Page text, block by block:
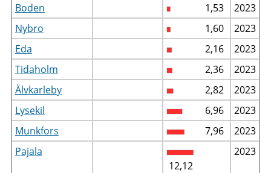
Boden
1,53
2023
Nybro
1,60
2023
Eda
2,16
2023
Tidaholm
2,36
2023
Älvkarleby
2,82
2023
Lysekil
6,96
2023
Munkfors
7,96
2023
Pajala
12,12
2023